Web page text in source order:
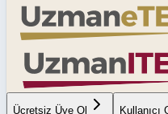
Ücretsiz Üye Ol Kullanıcı